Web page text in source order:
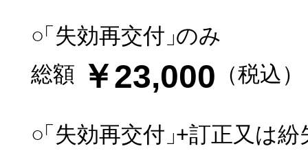
○
「失効再交付」のみ
総額 ￥23,000 （税込）
○
「失効再交付」+訂正又は紛